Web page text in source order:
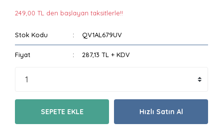
249,00 TL den başlayan taksitlerle!!
Stok Kodu QV1AL679UV
Fiyat 287,13 TL + KDV
SEPETE EKLE Hızlı Satın Al